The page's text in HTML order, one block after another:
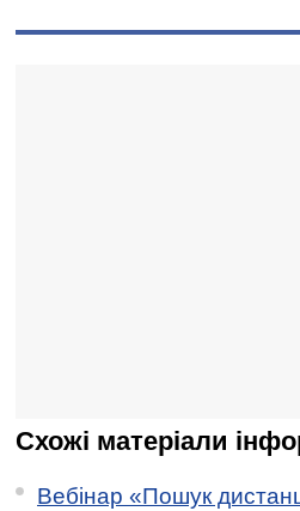
Схожі матеріали
Вебінар «Пошук